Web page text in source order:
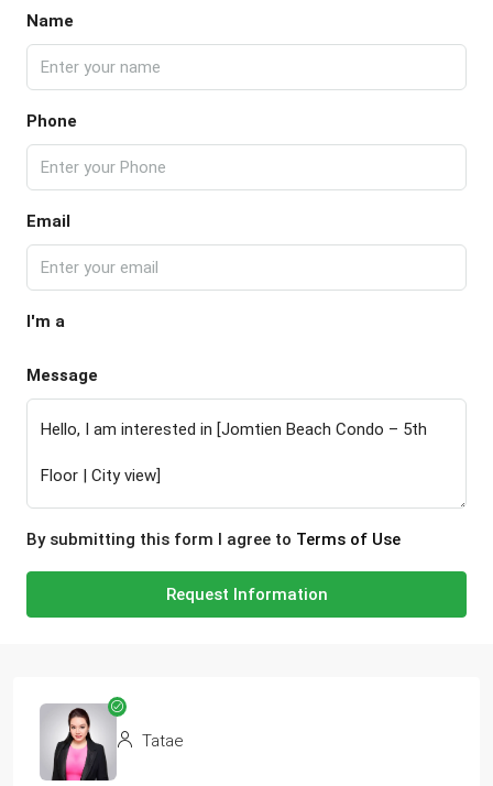
Name
Phone
Email
I'm a
Message
By submitting this form I agree to Terms of Use
Request Information
Tatae